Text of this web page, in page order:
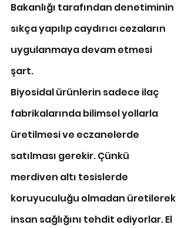
Bakanlığı tarafından denetiminin
sıkça yapılıp caydırıcı cezaların
uygulanmaya devam etmesi
şart.
Biyosidal ürünlerin sadece ilaç
fabrikalarında bilimsel yollarla
üretilmesi ve eczanelerde
satılması gerekir. Çünkü
merdiven altı tesislerde
koruyuculuğu olmadan üretilerek
insan sağlığını tehdit ediyorlar. El